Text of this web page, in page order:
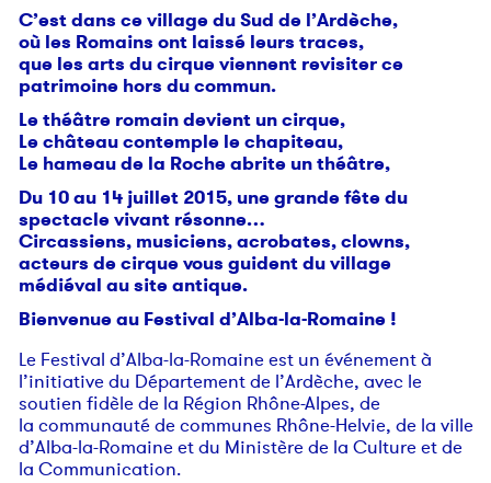
C’est dans ce village du Sud de l’Ardèche,
où les Romains ont laissé leurs traces,
que les arts du cirque viennent revisiter ce
patrimoine hors du commun.
Le théâtre romain devient un cirque,
Le château contemple le chapiteau,
Le hameau de la Roche abrite un théâtre,
Du 10 au 14 juillet 2015, une grande fête du
spectacle vivant résonne…
Circassiens, musiciens, acrobates, clowns,
acteurs de cirque vous guident du village
médiéval au site antique.
Bienvenue au Festival d’Alba-la-Romaine !
Le Festival d’Alba-la-Romaine est un événement à
l’initiative du Département de l’Ardèche, avec le
soutien fidèle de la Région Rhône-Alpes, de
la communauté de communes Rhône-Helvie, de la ville
d’Alba-la-Romaine et du Ministère de la Culture et de
la Communication.